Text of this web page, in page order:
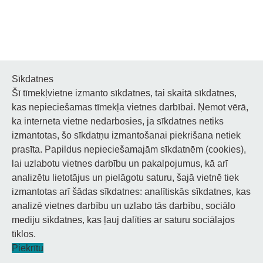
Noderīgi
Privātuma politika
Sīkdatņu privātuma politika
Piekļūstamība
© 2026 Staņislava Broka Daugavpils Mūzikas vidusskola.
Sīkdatnes
Šī tīmekļvietne izmanto sīkdatnes, tai skaitā sīkdatnes,
kas nepieciešamas tīmekļa vietnes darbībai. Ņemot vērā,
ka interneta vietne nedarbosies, ja sīkdatnes netiks
izmantotas, šo sīkdatņu izmantošanai piekrišana netiek
prasīta. Papildus nepieciešamajām sīkdatnēm (cookies),
lai uzlabotu vietnes darbību un pakalpojumus, kā arī
analizētu lietotājus un pielāgotu saturu, šajā vietnē tiek
izmantotas arī šādas sīkdatnes: analītiskās sīkdatnes, kas
analizē vietnes darbību un uzlabo tās darbību, sociālo
mediju sīkdatnes, kas ļauj dalīties ar saturu sociālajos
tīklos.
Piekrītu